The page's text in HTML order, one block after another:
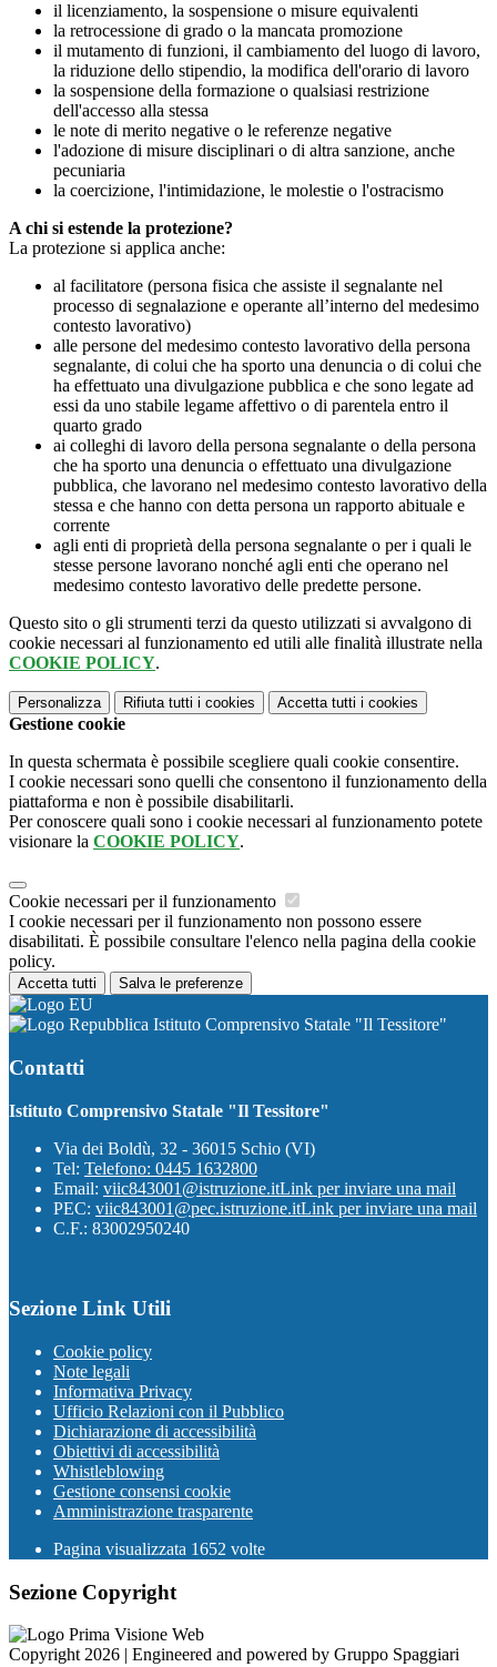
il licenziamento, la sospensione o misure equivalenti
la retrocessione di grado o la mancata promozione
il mutamento di funzioni, il cambiamento del luogo di lavoro,
la riduzione dello stipendio, la modifica dell'orario di lavoro
la sospensione della formazione o qualsiasi restrizione
dell'accesso alla stessa
le note di merito negative o le referenze negative
l'adozione di misure disciplinari o di altra sanzione, anche
pecuniaria
la coercizione, l'intimidazione, le molestie o l'ostracismo
A chi si estende la protezione?
La protezione si applica anche:
al facilitatore (persona fisica che assiste il segnalante nel
processo di segnalazione e operante all’interno del medesimo
contesto lavorativo)
alle persone del medesimo contesto lavorativo della persona
segnalante, di colui che ha sporto una denuncia o di colui che
ha effettuato una divulgazione pubblica e che sono legate ad
essi da uno stabile legame affettivo o di parentela entro il
quarto grado
ai colleghi di lavoro della persona segnalante o della persona
che ha sporto una denuncia o effettuato una divulgazione
pubblica, che lavorano nel medesimo contesto lavorativo della
stessa e che hanno con detta persona un rapporto abituale e
corrente
agli enti di proprietà della persona segnalante o per i quali le
stesse persone lavorano nonché agli enti che operano nel
medesimo contesto lavorativo delle predette persone.
Questo sito o gli strumenti terzi da questo utilizzati si avvalgono di
cookie necessari al funzionamento ed utili alle finalità illustrate nella
COOKIE POLICY.
Personalizza Rifiuta tutti i cookies Accetta tutti i cookies
Gestione cookie
In questa schermata è possibile scegliere quali cookie consentire.
I cookie necessari sono quelli che consentono il funzionamento della
piattaforma e non è possibile disabilitarli.
Per conoscere quali sono i cookie necessari al funzionamento potete
visionare la COOKIE POLICY.
Cookie necessari per il funzionamento
I cookie necessari per il funzionamento non possono essere
disabilitati. È possibile consultare l'elenco nella pagina della cookie
policy.
Accetta tutti Salva le preferenze
Istituto Comprensivo Statale "Il Tessitore"
Contatti
Istituto Comprensivo Statale "Il Tessitore"
Via dei Boldù, 32 - 36015 Schio (VI)
Tel: Telefono: 0445 1632800
Email: viic843001@istruzione.itLink per inviare una mail
PEC: viic843001@pec.istruzione.itLink per inviare una mail
C.F.: 83002950240
Sezione Link Utili
Cookie policy
Note legali
Informativa Privacy
Ufficio Relazioni con il Pubblico
Dichiarazione di accessibilità
Obiettivi di accessibilità
Whistleblowing
Gestione consensi cookie
Amministrazione trasparente
Pagina visualizzata 1652 volte
Sezione Copyright
Copyright 2026 | Engineered and powered by Gruppo Spaggiari